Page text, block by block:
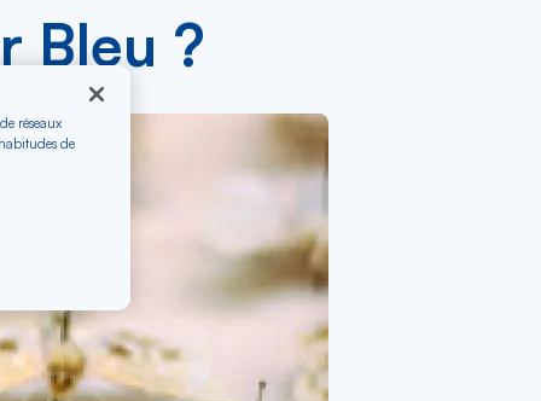
Bleu ?
réseaux
de